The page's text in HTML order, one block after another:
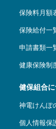
保険料月額
保険給付一
申請書類一
健康保険制
健保組合
神電けんぽ
個人情報保